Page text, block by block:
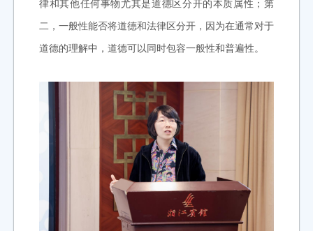
律和其他任何事物尤其是道德区分开的本质属性；第
二，一般性能否将道德和法律区分开，因为在通常对于
道德的理解中，道德可以同时包容一般性和普遍性。